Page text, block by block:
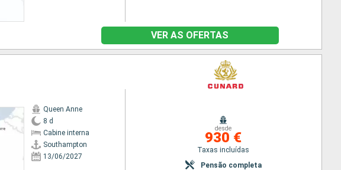
VER AS OFERTAS
Queen Anne
8 d
Cabine interna
Southampton
13/06/2027
desde
930 €
Taxas incluídas
Pensão completa